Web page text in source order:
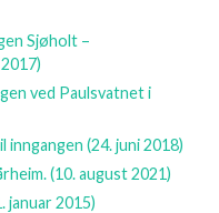
Sjøholt –
ved Paulsvatnet i
inngangen(24. juni 2018)
(10. august 2021)
januar 2015)